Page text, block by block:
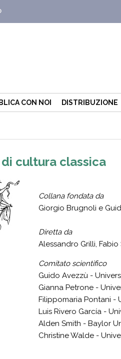
CON NOI DISTRIBUZIONE
cultura classica
Collana fondata da
Giorgio Brugnoli e
Diretta da
Alessandro Grilli, Fabio
Comitato scientifico
Guido Avezzù -
Gianna Petrone -
Filippomaria Pontani -
Luis Rivero García -
Alden Smith - Baylor
Christine Walde -